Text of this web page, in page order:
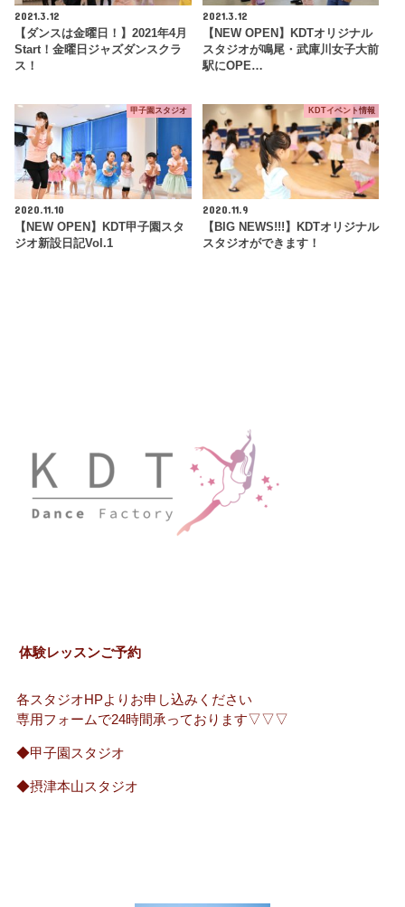
2021.3.12
【ダンスは金曜日！】2021年4月
Start！金曜日ジャズダンスクラ
ス！
2021.3.12
【NEW OPEN】KDTオリジナル
スタジオが鳴尾・武庫川女子大前
駅にOPE…
甲子園スタジオ
2020.11.10
【NEW OPEN】KDT甲子園スタ
ジオ新設日記Vol.1
KDTイベント情報
2020.11.9
【BIG NEWS!!!】KDTオリジナル
スタジオができます！
体験レッスンご予約
各スタジオHPよりお申し込みください
専用フォームで24時間承っております▽▽▽
◆甲子園スタジオ
◆摂津本山スタジオ